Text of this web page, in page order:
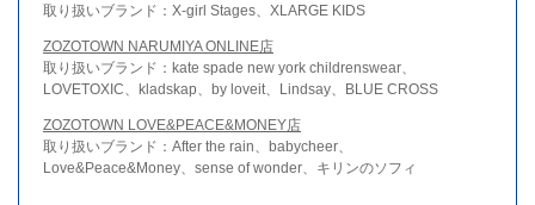
取り扱いブランド：X-girl Stages、XLARGE KIDS
ZOZOTOWN NARUMIYA ONLINE店
取り扱いブランド：kate spade new york childrenswear、
LOVETOXIC、kladskap、by loveit、Lindsay、BLUE CROSS
ZOZOTOWN LOVE&PEACE&MONEY店
取り扱いブランド：After the rain、babycheer、
Love&Peace&Money、sense of wonder、キリンのソフィ